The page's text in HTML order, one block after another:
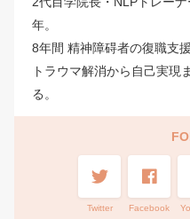
年。
8年間 精神障碍者の復職支
トラウマ解消から自己実現
る。
Twitter Facebook